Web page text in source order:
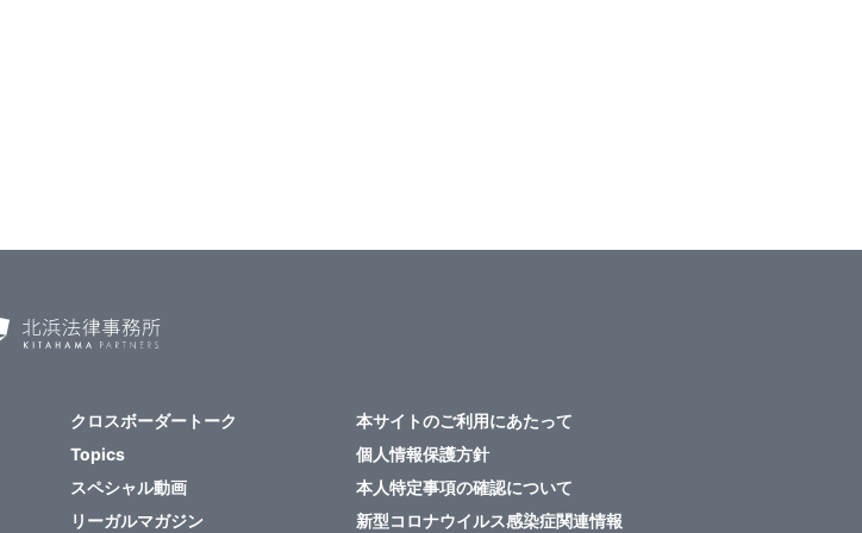
クロスボーダートーク
Topics
スペシャル動画
リーガルマガジン
本サイトのご利用にあたって
個人情報保護方針
本人特定事項の確認について
新型コロナウイルス感染症関連情報